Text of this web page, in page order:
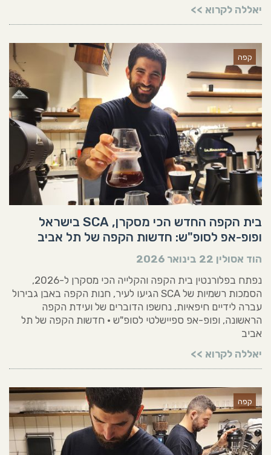
יאללה לקרוא >>
קפה
בית הקפה החדש הכי מסקרן, SCA בישראל
ופופ-אפ לסופ"ש: חדשות הקפה של תל אביב
הוד אסולין 22 בינואר 2026
נפתח בפלורנטין בית הקפה והקלייה הכי מסקרן ל-2026,
הסמכות רשמיות של SCA הגיעו לעיר, חנות הקפה באבן גבירול
עברה לידיים חיפאיות, נחשפו הדוברים של ועידת הקפה
הראשונה, ופופ-אפ ספיישלטי לסופ"ש • חדשות הקפה של תל
אביב
יאללה לקרוא >>
קפה